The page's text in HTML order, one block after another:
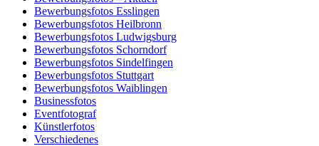
Bewerbungsfotos Esslingen
Bewerbungsfotos Heilbronn
Bewerbungsfotos Ludwigsburg
Bewerbungsfotos Schorndorf
Bewerbungsfotos Sindelfingen
Bewerbungsfotos Stuttgart
Bewerbungsfotos Waiblingen
Businessfotos
Eventfotograf
Künstlerfotos
Verschiedenes